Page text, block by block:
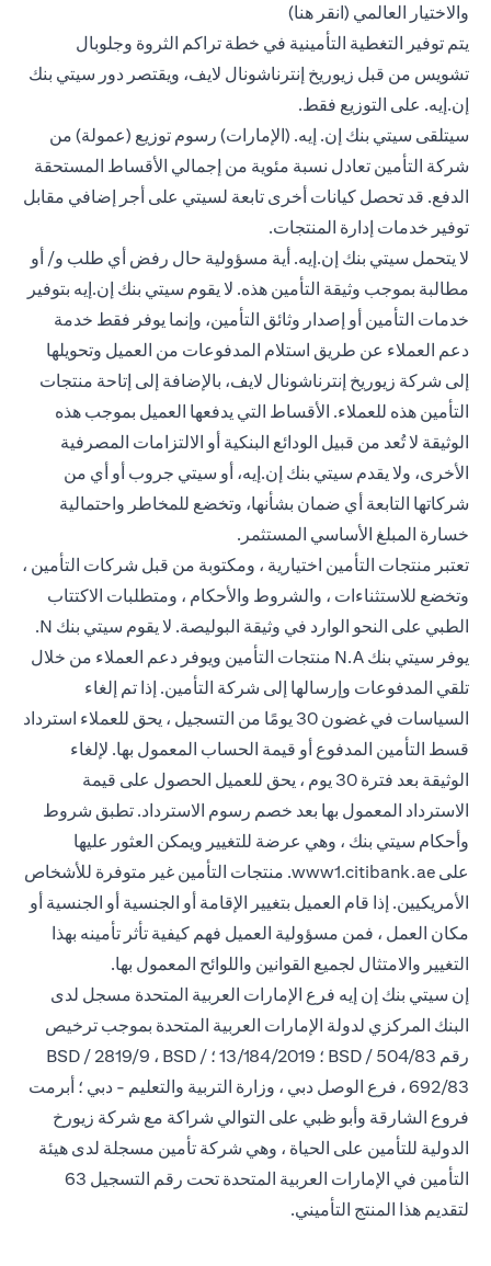
والاختيار العالمي (انقر هنا(opens in a new tab)
)
يتم توفير التغطية التأمينية في خطة تراكم الثروة وجلوبال
تشويس من قبل زيوريخ إنترناشونال لايف، ويقتصر دور سيتي بنك
إن.إيه. على التوزيع فقط.
سيتلقى سيتي بنك إن. إيه. (الإمارات) رسوم توزيع (عمولة) من
شركة التأمين تعادل نسبة مئوية من إجمالي الأقساط المستحقة
الدفع. قد تحصل كيانات أخرى تابعة لسيتي على أجر إضافي مقابل
توفير خدمات إدارة المنتجات.
لا يتحمل سيتي بنك إن.إيه. أية مسؤولية حال رفض أي طلب و/ أو
مطالبة بموجب وثيقة التأمين هذه. لا يقوم سيتي بنك إن.إيه بتوفير
خدمات التأمين أو إصدار وثائق التأمين، وإنما يوفر فقط خدمة
دعم العملاء عن طريق استلام المدفوعات من العميل وتحويلها
إلى شركة زيوريخ إنترناشونال لايف، بالإضافة إلى إتاحة منتجات
التأمين هذه للعملاء. الأقساط التي يدفعها العميل بموجب هذه
الوثيقة لا تُعد من قبيل الودائع البنكية أو الالتزامات المصرفية
الأخرى، ولا يقدم سيتي بنك إن.إيه، أو سيتي جروب أو أي من
شركاتها التابعة أي ضمان بشأنها، وتخضع للمخاطر واحتمالية
خسارة المبلغ الأساسي المستثمر.
تعتبر منتجات التأمين اختيارية ، ومكتوبة من قبل شركات التأمين ،
وتخضع للاستثناءات ، والشروط والأحكام ، ومتطلبات الاكتتاب
الطبي على النحو الوارد في وثيقة البوليصة. لا يقوم سيتي بنك N.
يوفر سيتي بنك N.A منتجات التأمين ويوفر دعم العملاء من خلال
تلقي المدفوعات وإرسالها إلى شركة التأمين. إذا تم إلغاء
السياسات في غضون 30 يومًا من التسجيل ، يحق للعملاء استرداد
قسط التأمين المدفوع أو قيمة الحساب المعمول بها. لإلغاء
الوثيقة بعد فترة 30 يوم ، يحق للعميل الحصول على قيمة
الاسترداد المعمول بها بعد خصم رسوم الاسترداد. تطبق شروط
وأحكام سيتي بنك ، وهي عرضة للتغيير ويمكن العثور عليها
على www1.citibank.ae
(opens in a new tab). منتجات التأمين غير متوفرة للأشخاص
الأمريكيين. إذا قام العميل بتغيير الإقامة أو الجنسية أو الجنسية أو
مكان العمل ، فمن مسؤولية العميل فهم كيفية تأثر تأمينه بهذا
التغيير والامتثال لجميع القوانين واللوائح المعمول بها.
إن سيتي بنك إن إيه فرع الإمارات العربية المتحدة مسجل لدى
البنك المركزي لدولة الإمارات العربية المتحدة بموجب ترخيص
رقم BSD / 504/83 ؛ 13/184/2019 ؛ BSD / 2819/9 ، BSD /
692/83 ، فرع الوصل دبي ، وزارة التربية والتعليم - دبي ؛ أبرمت
فروع الشارقة وأبو ظبي على التوالي شراكة مع شركة زيورخ
الدولية للتأمين على الحياة ، وهي شركة تأمين مسجلة لدى هيئة
التأمين في الإمارات العربية المتحدة تحت رقم التسجيل 63
لتقديم هذا المنتج التأميني.